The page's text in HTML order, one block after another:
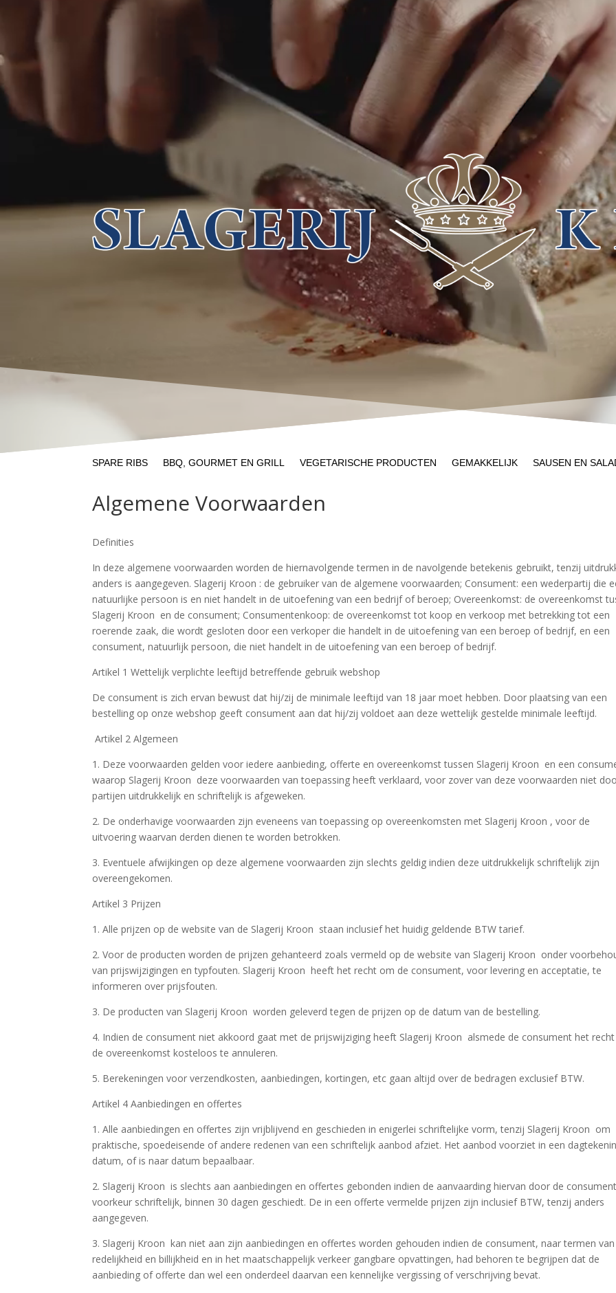
SPARE RIBS BBQ, GOURMET EN GRILL VEGETARISCHE PRODUCTEN GEMAKKELIJK SAUSEN EN
Algemene Voorwaarden
Definities
In deze algemene voorwaarden worden de hiernavolgende termen in de navolgende betekenis gebruikt, tenzij
anders is aangegeven. Slagerij Kroon : de gebruiker van de algemene voorwaarden; Consument: een wederpartij die
natuurlijke persoon is en niet handelt in de uitoefening van een bedrijf of beroep; Overeenkomst: de overeenkomst
Slagerij Kroon en de consument; Consumentenkoop: de overeenkomst tot koop en verkoop met betrekking tot een
roerende zaak, die wordt gesloten door een verkoper die handelt in de uitoefening van een beroep of bedrijf, en een
consument, natuurlijk persoon, die niet handelt in de uitoefening van een beroep of bedrijf.
Artikel 1 Wettelijk verplichte leeftijd betreffende gebruik webshop
De consument is zich ervan bewust dat hij/zij de minimale leeftijd van 18 jaar moet hebben. Door plaatsing van een
bestelling op onze webshop geeft consument aan dat hij/zij voldoet aan deze wettelijk gestelde minimale leeftijd.
Artikel 2 Algemeen
1. Deze voorwaarden gelden voor iedere aanbieding, offerte en overeenkomst tussen Slagerij Kroon en een
waarop Slagerij Kroon deze voorwaarden van toepassing heeft verklaard, voor zover van deze voorwaarden niet
partijen uitdrukkelijk en schriftelijk is afgeweken.
2. De onderhavige voorwaarden zijn eveneens van toepassing op overeenkomsten met Slagerij Kroon , voor de
uitvoering waarvan derden dienen te worden betrokken.
3. Eventuele afwijkingen op deze algemene voorwaarden zijn slechts geldig indien deze uitdrukkelijk schriftelijk zijn
overeengekomen.
Artikel 3 Prijzen
1. Alle prijzen op de website van de Slagerij Kroon staan inclusief het huidig geldende BTW tarief.
2. Voor de producten worden de prijzen gehanteerd zoals vermeld op de website van Slagerij Kroon onder
van prijswijzigingen en typfouten. Slagerij Kroon heeft het recht om de consument, voor levering en acceptatie, te
informeren over prijsfouten.
3. De producten van Slagerij Kroon worden geleverd tegen de prijzen op de datum van de bestelling.
4. Indien de consument niet akkoord gaat met de prijswijziging heeft Slagerij Kroon alsmede de consument het
de overeenkomst kosteloos te annuleren.
5. Berekeningen voor verzendkosten, aanbiedingen, kortingen, etc gaan altijd over de bedragen exclusief BTW.
Artikel 4 Aanbiedingen en offertes
1. Alle aanbiedingen en offertes zijn vrijblijvend en geschieden in enigerlei schriftelijke vorm, tenzij Slagerij Kroon om
praktische, spoedeisende of andere redenen van een schriftelijk aanbod afziet. Het aanbod voorziet in een
datum, of is naar datum bepaalbaar.
2. Slagerij Kroon is slechts aan aanbiedingen en offertes gebonden indien de aanvaarding hiervan door de
voorkeur schriftelijk, binnen 30 dagen geschiedt. De in een offerte vermelde prijzen zijn inclusief BTW, tenzij anders
aangegeven.
3. Slagerij Kroon kan niet aan zijn aanbiedingen en offertes worden gehouden indien de consument, naar termen van
redelijkheid en billijkheid en in het maatschappelijk verkeer gangbare opvattingen, had behoren te begrijpen dat de
aanbieding of offerte dan wel een onderdeel daarvan een kennelijke vergissing of verschrijving bevat.